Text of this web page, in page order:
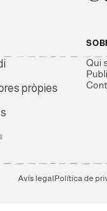
pròpies
Qui
Avís legalPolítica de